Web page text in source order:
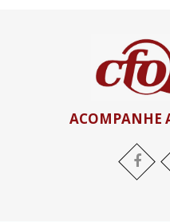
ACOMPANHE
Facebook